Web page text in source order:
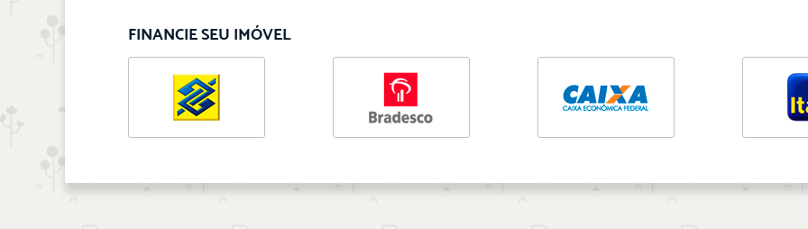
FINANCIE SEU IMÓVEL